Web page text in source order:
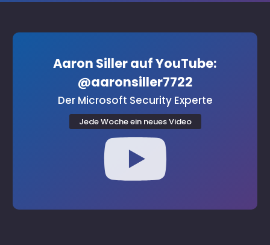
Aaron Siller auf YouTube:
@aaronsiller7722
Der Microsoft Security Experte
Jede Woche ein neues Video